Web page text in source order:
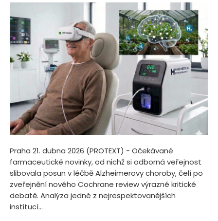
Praha 21. dubna 2026 (PROTEXT) - Očekávané
farmaceutické novinky, od nichž si odborná veřejnost
slibovala posun v léčbě Alzheimerovy choroby, čelí po
zveřejnění nového Cochrane review výrazné kritické
debatě. Analýza jedné z nejrespektovanějších
institucí...